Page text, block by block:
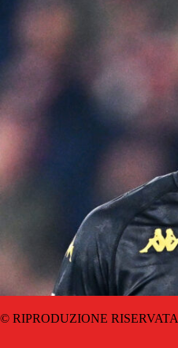
© RIPRODUZIONE RISERVATA